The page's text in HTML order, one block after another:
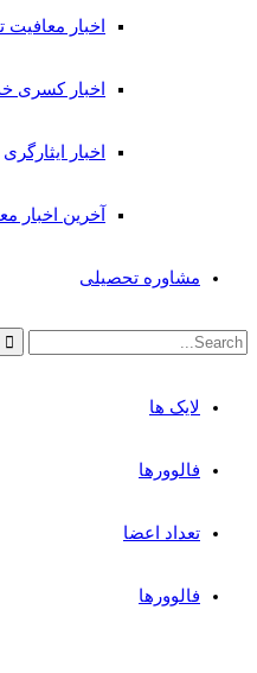
اخبار معافیت
اخبار کسری
اخبار ایثارگری
آخرین اخبار
مشاوره تحصیلی
لایک ها
فالوورها
تعداد اعضا
فالوورها